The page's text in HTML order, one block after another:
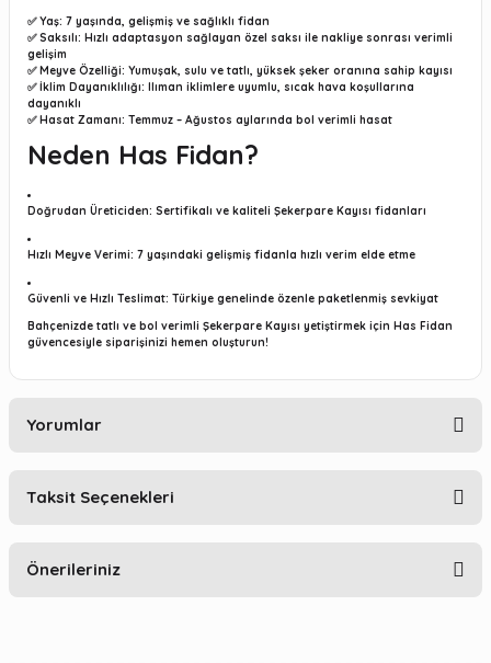
✅Yaş: 7 yaşında, gelişmiş ve sağlıklı fidan
✅Saksılı: Hızlı adaptasyon sağlayan özel saksı ile nakliye sonrası verimli
gelişim
✅Meyve Özelliği: Yumuşak, sulu ve tatlı, yüksek şeker oranına sahip kayısı
✅İklim Dayanıklılığı: Ilıman iklimlere uyumlu, sıcak hava koşullarına
dayanıklı
✅Hasat Zamanı: Temmuz – Ağustos aylarında bol verimli hasat
Neden Has Fidan?
Doğrudan Üreticiden: Sertifikalı ve kaliteli Şekerpare Kayısı fidanları
Hızlı Meyve Verimi: 7 yaşındaki gelişmiş fidanla hızlı verim elde etme
Güvenli ve Hızlı Teslimat: Türkiye genelinde özenle paketlenmiş sevkiyat
Bahçenizde tatlı ve bol verimli Şekerpare Kayısı yetiştirmek için Has Fidan
güvencesiyle siparişinizi hemen oluşturun!
Yorumlar
Taksit Seçenekleri
Önerileriniz